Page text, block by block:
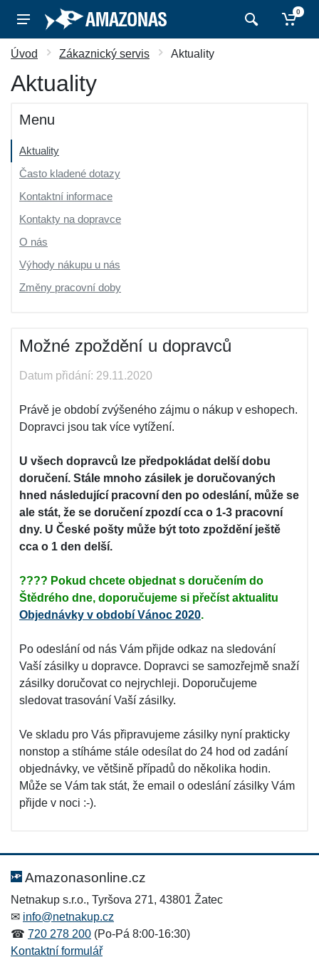
0
Úvod Zákaznický servis Aktuality
Aktuality
Menu
Aktuality
Často kladené dotazy
Kontaktní informace
Kontakty na dopravce
O nás
Výhody nákupu u nás
Změny pracovní doby
Možné zpoždění u dopravců
Datum přidání: 29.11.2020
Právě je období zvýšeného zájmu o nákup v eshopech.
Dopravci jsou tak více vytížení.
U všech dopravců lze předpokládat delší dobu
doručení. Stále mnoho zásilek je doručovaných
hned následující pracovní den po odeslání, může se
ale stát, že se doručení zpozdí cca o 1-3 pracovní
dny. U České pošty může být toto zpoždění ještě
cca o 1 den delší.
???? Pokud chcete objednat s doručením do
Štědrého dne, doporučujeme si přečíst aktualitu
Objednávky v období Vánoc 2020.
Po odeslání od nás Vám přijde odkaz na sledování
Vaší zásilky u dopravce. Dopravci se samozřejmě snaží
zásilky doručovat co nejrychleji. Doporučujeme
sledovat trasování Vaší zásilky.
Ve skladu pro Vás připravujeme zásilky nyní prakticky
nonstop a stíháme stále odesílat do 24 hod od zadání
objednávky, ve většině případů do několika hodin.
Může se Vám tak stát, že email o odeslání zásilky Vám
přijde v noci :-).
Amazonasonline.cz
Netnakup s.r.o., Tyršova 271, 43801 Žatec
✉ info@netnakup.cz
☎ 720 278 200 (Po-Pá 8:00-16:30)
Kontaktní formulář